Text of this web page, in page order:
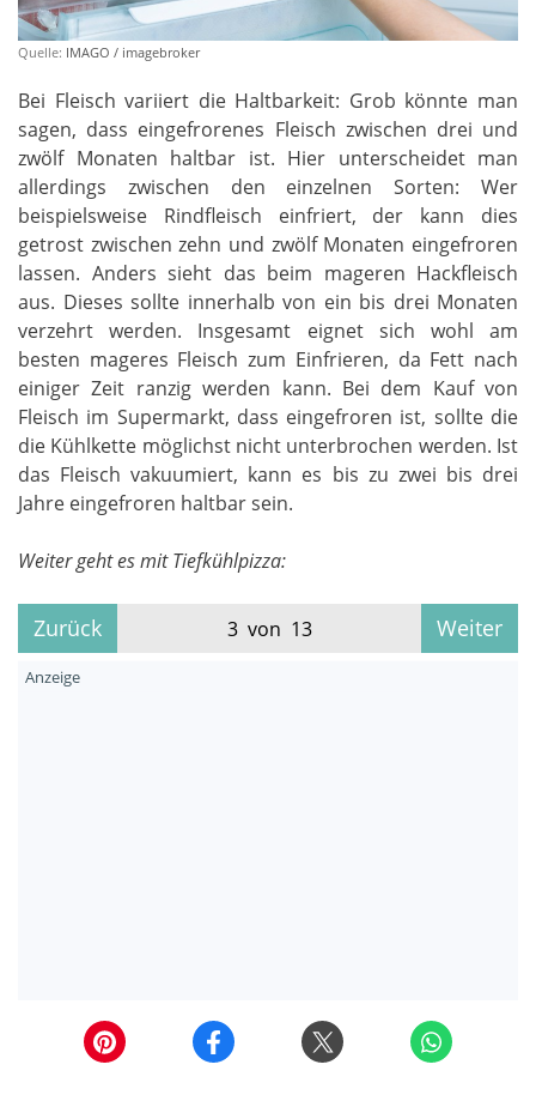
Quelle: IMAGO / imagebroker
Bei Fleisch variiert die Haltbarkeit: Grob könnte man
sagen, dass eingefrorenes Fleisch zwischen drei und
zwölf Monaten haltbar ist. Hier unterscheidet man
allerdings zwischen den einzelnen Sorten: Wer
beispielsweise Rindfleisch einfriert, der kann dies
getrost zwischen zehn und zwölf Monaten eingefroren
lassen. Anders sieht das beim mageren Hackfleisch
aus. Dieses sollte innerhalb von ein bis drei Monaten
verzehrt werden. Insgesamt eignet sich wohl am
besten mageres Fleisch zum Einfrieren, da Fett nach
einiger Zeit ranzig werden kann. Bei dem Kauf von
Fleisch im Supermarkt, dass eingefroren ist, sollte die
die Kühlkette möglichst nicht unterbrochen werden. Ist
das Fleisch vakuumiert, kann es bis zu zwei bis drei
Jahre eingefroren haltbar sein.
Weiter geht es mit Tiefkühlpizza:
Zurück 3 von 13 Weiter